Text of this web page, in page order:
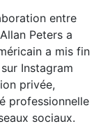
entre
Peters a
a mis fin
Instagram
privée,
professionnelle
sociaux.